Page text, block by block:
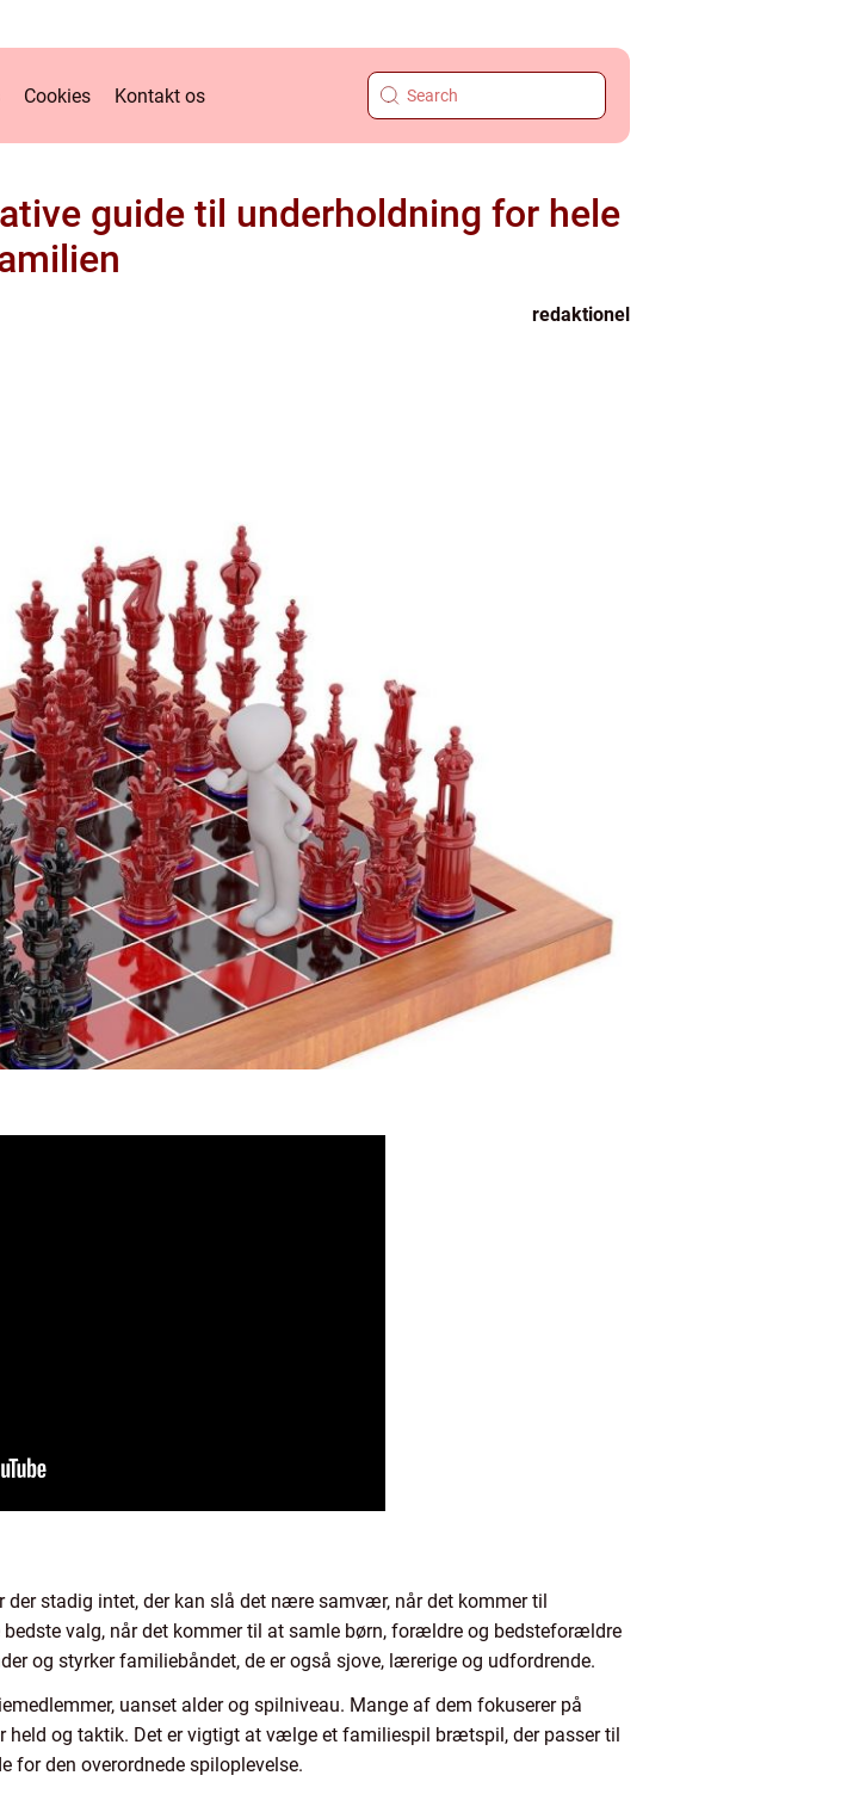
Cookies Kontakt os
guide til underholdning for hele
redaktionel
der stadig intet, der kan slå det nære samvær, når det kommer til
valg, når det kommer til at samle børn, forældre og bedsteforældre
og styrker familiebåndet, de er også sjove, lærerige og udfordrende.
uanset alder og spilniveau. Mange af dem fokuserer på
og taktik. Det er vigtigt at vælge et familiespil brætspil, der passer til
for den overordnede spiloplevelse.